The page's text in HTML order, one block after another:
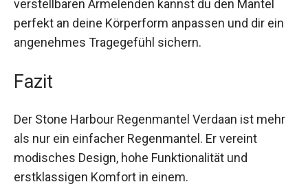
verstellbaren Ärmelenden kannst du den Mantel
perfekt an deine Körperform anpassen und dir ein
angenehmes Tragegefühl sichern.
Fazit
Der Stone Harbour Regenmantel Verdaan ist
mehr als nur ein einfacher Regenmantel. Er
vereint modisches Design, hohe Funktionalität
und erstklassigen Komfort in einem.